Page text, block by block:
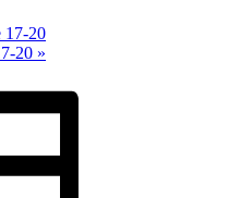
17-20
20 »